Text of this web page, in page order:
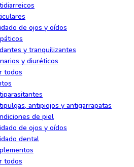
de ojos y oídos
y tranquilizantes
y diuréticos
todos
antipiojos y antigarrapatas
de piel
de ojos y oídos
dental
todos